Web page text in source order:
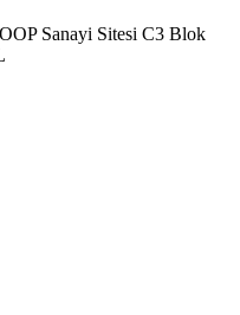
Sanayi Sitesi C3 Blok